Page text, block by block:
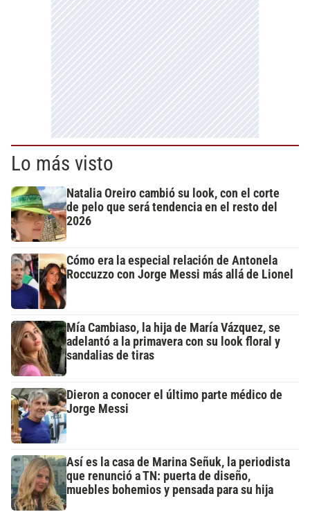
Lo más visto
Natalia Oreiro cambió su look, con el corte
de pelo que será tendencia en el resto del
2026
Cómo era la especial relación de Antonela
Roccuzzo con Jorge Messi más allá de Lionel
Mía Cambiaso, la hija de María Vázquez, se
adelantó a la primavera con su look floral y
sandalias de tiras
Dieron a conocer el último parte médico de
Jorge Messi
Así es la casa de Marina Señuk, la periodista
que renunció a TN: puerta de diseño,
muebles bohemios y pensada para su hija